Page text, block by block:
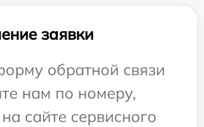
заявки
обратной связи
нам по номеру,
сайте сервисного